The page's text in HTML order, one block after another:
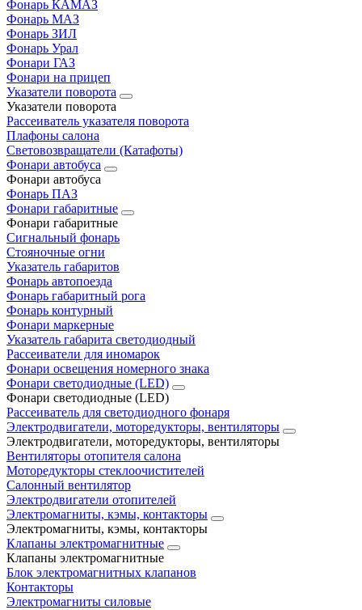
Фонарь КАМАЗ
Фонарь МАЗ
Фонарь ЗИЛ
Фонарь Урал
Фонари ГАЗ
Фонари на прицеп
Указатели поворота
Указатели поворота
Рассеиватель указателя поворота
Плафоны салона
Световозвращатели (Катафоты)
Фонари автобуса
Фонари автобуса
Фонарь ПАЗ
Фонари габаритные
Фонари габаритные
Сигнальный фонарь
Стояночные огни
Указатель габаритов
Фонарь автопоезда
Фонарь габаритный рога
Фонарь контурный
Фонари маркерные
Указатель габарита светодиодный
Рассеиватели для иномарок
Фонари освещения номерного знака
Фонари светодиодные (LED)
Фонари светодиодные (LED)
Рассеиватель для светодиодного фонаря
Электродвигатели, моторедукторы, вентиляторы
Электродвигатели, моторедукторы, вентиляторы
Вентиляторы отопителя салона
Моторедукторы стеклоочистителей
Салонный вентилятор
Электродвигатели отопителей
Электромагниты, кэмы, контакторы
Электромагниты, кэмы, контакторы
Клапаны электромагнитные
Клапаны электромагнитные
Блок электромагнитных клапанов
Контакторы
Электромагниты силовые